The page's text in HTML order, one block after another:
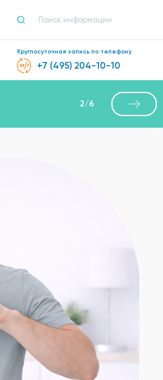
Круглосуточная запись по телефону
+7 (495) 204-10-10
2/6